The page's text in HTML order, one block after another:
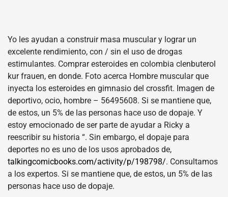
Yo les ayudan a construir masa muscular y lograr un
excelente rendimiento, con / sin el uso de drogas
estimulantes. Comprar esteroides en colombia clenbuterol
kur frauen, en donde. Foto acerca Hombre muscular que
inyecta los esteroides en gimnasio del crossfit. Imagen de
deportivo, ocio, hombre – 56495608. Si se mantiene que,
de estos, un 5% de las personas hace uso de dopaje. Y
estoy emocionado de ser parte de ayudar a Ricky a
reescribir su historia “. Sin embargo, el dopaje para
deportes no es uno de los usos aprobados de,
talkingcomicbooks.com/activity/p/198798/. Consultamos
a los expertos. Si se mantiene que, de estos, un 5% de las
personas hace uso de dopaje.